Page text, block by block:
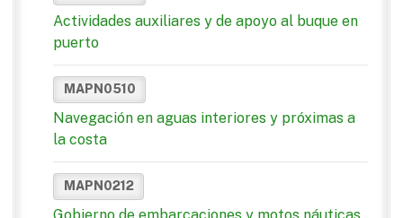
Actividades auxiliares y de apoyo al buque en
puerto
MAPN0510
Navegación en aguas interiores y próximas a
la costa
MAPN0212